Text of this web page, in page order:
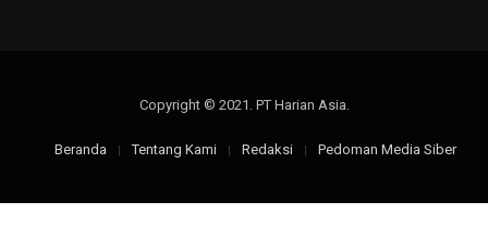
Copyright © 2021. PT Harian Asia.
Beranda Tentang Kami Redaksi Pedoman Media Siber